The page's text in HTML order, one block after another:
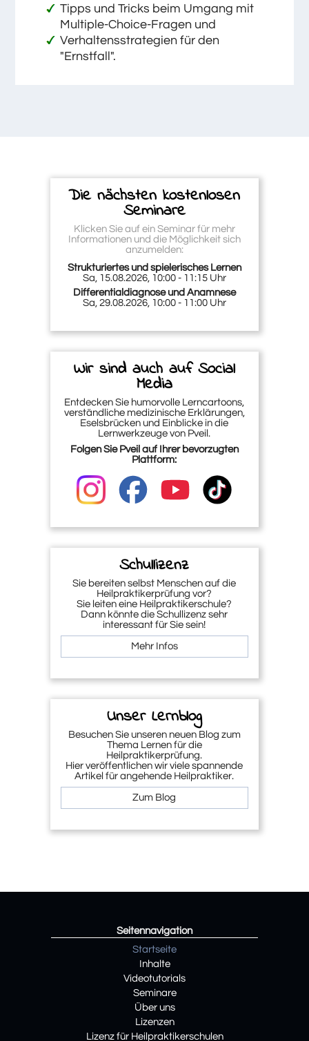
Tipps und Tricks beim Umgang mit
Multiple-Choice-Fragen und
Verhaltensstrategien für den
"Ernstfall".
Die nächsten kostenlosen
Seminare
Klicken Sie auf ein Seminar für mehr
Informationen und die Möglichkeit sich
anzumelden:
Strukturiertes und spielerisches Lernen
Sa, 15.08.2026, 10:00 - 11:15 Uhr
Differentialdiagnose und Anamnese
Sa, 29.08.2026, 10:00 - 11:00 Uhr
Wir sind auch auf Social
Media
Entdecken Sie humorvolle Lerncartoons,
verständliche medizinische Erklärungen,
Eselsbrücken und Einblicke in die
Lernwerkzeuge von Pveil.
Folgen Sie Pveil auf Ihrer bevorzugten
Plattform:
Schullizenz
Sie bereiten selbst Menschen auf die
Heilpraktikerprüfung vor?
Sie leiten eine Heilpraktikerschule?
Dann könnte die Schullizenz sehr
interessant für Sie sein!
Mehr Infos
Unser Lernblog
Besuchen Sie unseren neuen Blog zum
Thema Lernen für die
Heilpraktikerprüfung.
Hier veröffentlichen wir viele spannende
Artikel für angehende Heilpraktiker.
Zum Blog
Seitennavigation
Startseite
Inhalte
Videotutorials
Seminare
Über uns
Lizenzen
Lizenz für Heilpraktikerschulen